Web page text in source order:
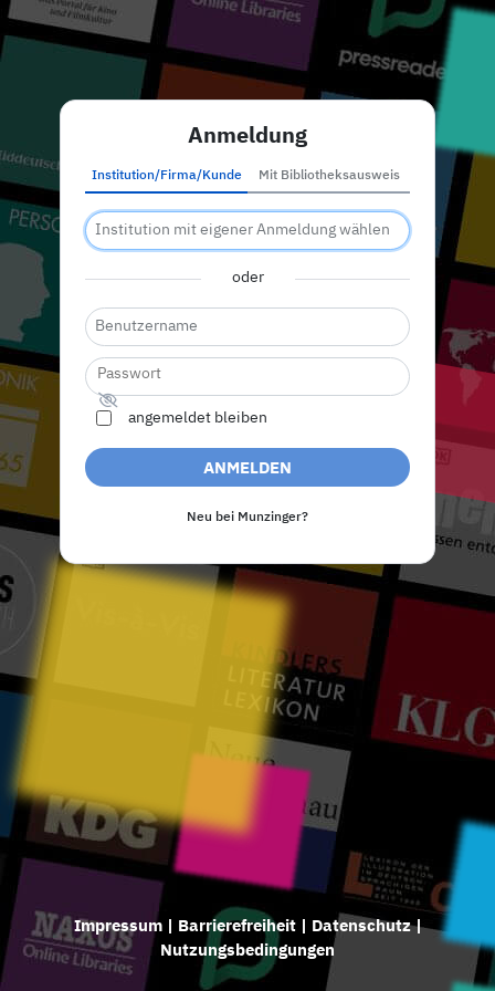
Anmeldung
Institution/Firma/Kunde Mit Bibliotheksausweis
oder
angemeldet bleiben
ANMELDEN
Neu bei Munzinger?
Impressum| Barrierefreiheit| Datenschutz|
Nutzungsbedingungen